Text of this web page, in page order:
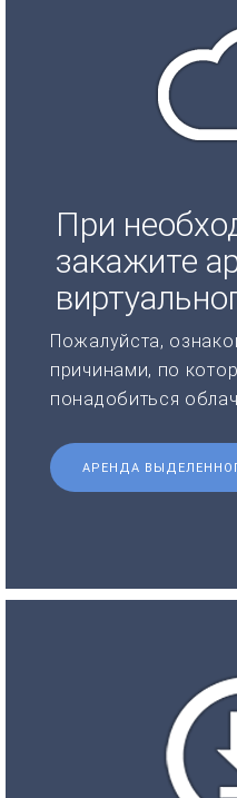
При
закажите
Пожалуйста,
причинами, по
понадобиться
АРЕНДА